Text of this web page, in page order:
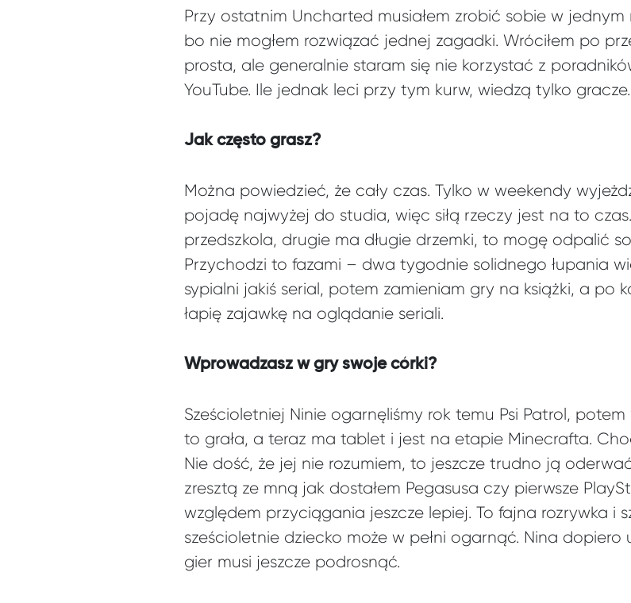
Przy ostatnim Uncharted musiałem zrobić sobie w
bo nie mogłem rozwiązać jednej zagadki. Wróciłem po
prosta, ale generalnie staram się nie korzystać z
YouTube. Ile jednak leci przy tym kurw, wiedzą tylko gracze.
Jak często grasz?
Można powiedzieć, że cały czas. Tylko w weekendy
pojadę najwyżej do studia, więc siłą rzeczy jest na to
przedszkola, drugie ma długie drzemki, to mogę odpalić
Przychodzi to fazami – dwa tygodnie solidnego łupania
sypialni jakiś serial, potem zamieniam gry na książki, a
łapię zajawkę na oglądanie seriali.
Wprowadzasz w gry swoje córki?
Sześcioletniej Ninie ogarnęliśmy rok temu Psi Patrol, potem
to grała, a teraz ma tablet i jest na etapie Minecrafta.
Nie dość, że jej nie rozumiem, to jeszcze trudno ją
zresztą ze mną jak dostałem Pegasusa czy pierwsze
względem przyciągania jeszcze lepiej. To fajna rozrywka i
sześcioletnie dziecko może w pełni ogarnąć. Nina
gier musi jeszcze podrosnąć.